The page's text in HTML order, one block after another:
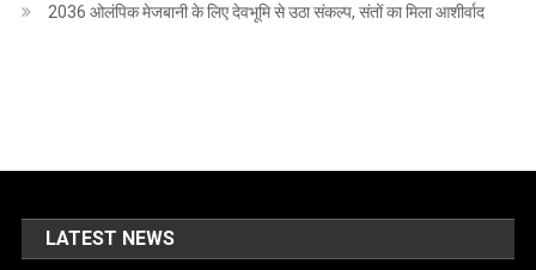
2036 ओलंपिक मेजबानी के लिए देवभूमि से उठा संकल्प, संतों का मिला आशीर्वाद
LATEST NEWS